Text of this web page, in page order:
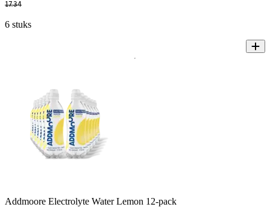
17.34
6 stuks
Addmoore Electrolyte Water Lemon 12-pack